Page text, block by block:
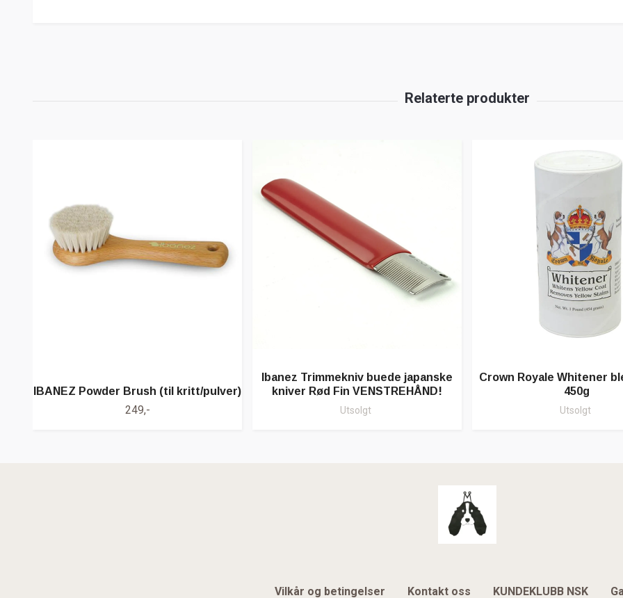
IBANEZ Powder Brush (til kritt/pulver)
249,-
Ibanez Trimmekniv buede japanske
kniver Rød Fin VENSTREHÅND!
Utsolgt
Crown Royale Whitener
450g
Utsolgt
Vilkår og betingelser Kontakt oss KUNDEKLUBB NSK